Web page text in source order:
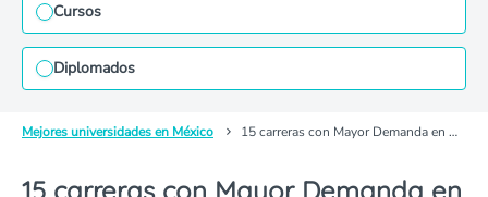
Cursos
Diplomados
Mejores universidades en México 15 carreras con Mayor Demanda en México
15 carreras con Mayor Demanda en